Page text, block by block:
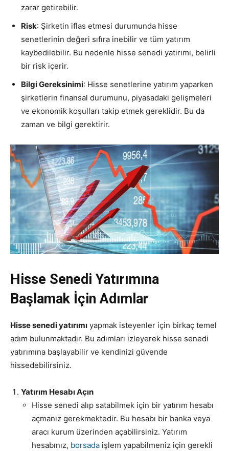
zarar getirebilir.
Risk: Şirketin iflas etmesi durumunda hisse
senetlerinin değeri sıfıra inebilir ve tüm yatırım
kaybedilebilir. Bu nedenle hisse senedi yatırımı, belirli
bir risk içerir.
Bilgi Gereksinimi: Hisse senetlerine yatırım yaparken
şirketlerin finansal durumunu, piyasadaki gelişmeleri
ve ekonomik koşulları takip etmek gereklidir. Bu da
zaman ve bilgi gerektirir.
Hisse Senedi Yatırımına
Başlamak İçin Adımlar
Hisse senedi yatırımı yapmak isteyenler için birkaç temel
adım bulunmaktadır. Bu adımları izleyerek hisse senedi
yatırımına başlayabilir ve kendinizi güvende
hissedebilirsiniz.
Yatırım Hesabı Açın
Hisse senedi alıp satabilmek için bir yatırım hesabı
açmanız gerekmektedir. Bu hesabı bir banka veya
aracı kurum üzerinden açabilirsiniz. Yatırım
hesabınız, borsada işlem yapabilmeniz için gerekli